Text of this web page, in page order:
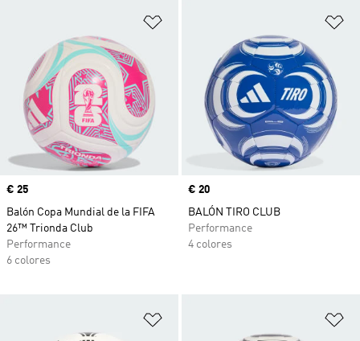
Precio
€ 25
Balón Copa Mundial de la FIFA
26™ Trionda Club
Performance
6 colores
Precio
€ 20
BALÓN TIRO CLUB
Performance
4 colores